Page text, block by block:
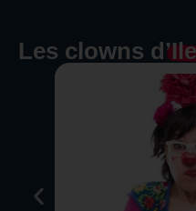
Les clowns d’